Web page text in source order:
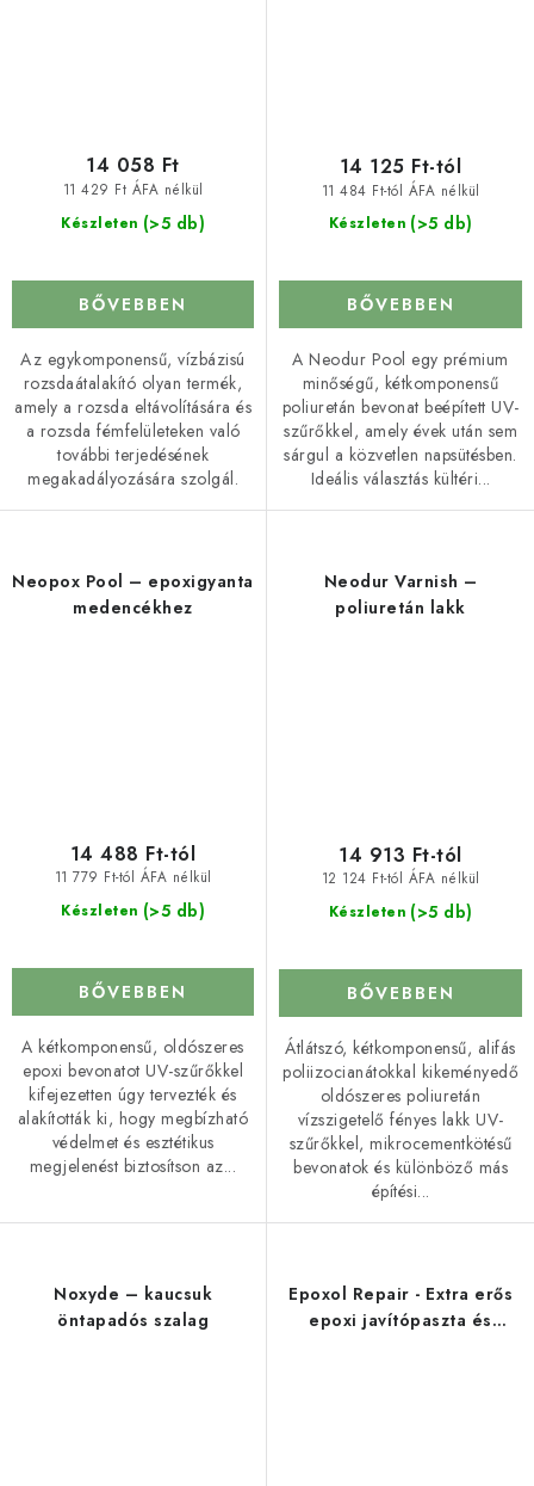
Készleten (>5 db)
11 429 Ft ÁFA nélkül
14 058 Ft
BŐVEBBEN
Az egykomponensű, vízbázisú
rozsdaátalakító olyan termék,
amely a rozsda eltávolítására és
a rozsda fémfelületeken való
további terjedésének
megakadályozására szolgál.
Készleten (>5 db)
11 484 Ft-tól ÁFA nélkül
14 125 Ft-tól
BŐVEBBEN
A Neodur Pool egy prémium
minőségű, kétkomponensű
poliuretán bevonat beépített UV-
szűrőkkel, amely évek után sem
sárgul a közvetlen napsütésben.
Ideális választás kültéri...
Neopox Pool – epoxigyanta
medencékhez
Készleten (>5 db)
11 779 Ft-tól ÁFA nélkül
14 488 Ft-tól
BŐVEBBEN
A kétkomponensű, oldószeres
epoxi bevonatot UV-szűrőkkel
kifejezetten úgy tervezték és
alakították ki, hogy megbízható
védelmet és esztétikus
megjelenést biztosítson az...
Neodur Varnish –
poliuretán lakk
Készleten (>5 db)
12 124 Ft-tól ÁFA nélkül
14 913 Ft-tól
BŐVEBBEN
Átlátszó, kétkomponensű, alifás
poliizocianátokkal kikeményedő
oldószeres poliuretán
vízszigetelő fényes lakk UV-
szűrőkkel, mikrocementkötésű
bevonatok és különböző más
építési...
Noxyde – kaucsuk
öntapadós szalag
Epoxol Repair - Extra erős
epoxi javítópaszta és